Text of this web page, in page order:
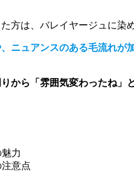
方は、バレイヤージュに染
ニュアンスのある毛流れが
から「雰囲気変わったね」
力
意点